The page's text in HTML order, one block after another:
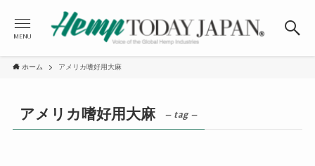
MENU
ホーム アメリカ嗜好用大麻
アメリカ嗜好用大麻 – tag –